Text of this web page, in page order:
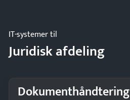
IT-systemer til
Juridisk afdeling
Dokumenthåndtering